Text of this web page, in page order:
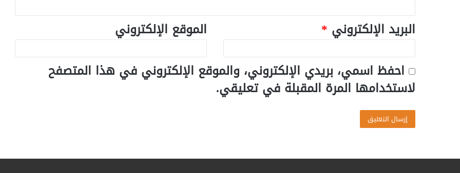
البريد الإلكتروني *
الموقع الإلكتروني
احفظ اسمي، بريدي الإلكتروني، والموقع الإلكتروني في هذا المتصفح
لاستخدامها المرة المقبلة في تعليقي.